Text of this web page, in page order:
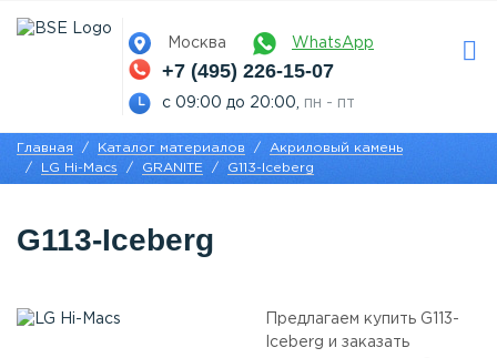
Москва WhatsApp
+7 (495) 226-15-07
с 09:00 до 20:00, пн - пт
Главная Каталог материалов
Акриловый камень
LG Hi-Macs
GRANITE G113-Iceberg
G113-Iceberg
Предлагаем купить G113-
Iceberg и заказать